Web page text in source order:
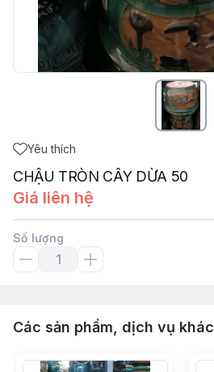
Yêu thích
CHẬU TRÒN CÂY DỪA 50
Giá liên hệ
Số lượng
Các sản phẩm, dịch vụ khác